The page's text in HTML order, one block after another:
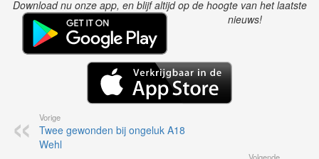
Download nu onze app, en blijf altijd op de hoogte van het laatste
nieuws!
Vorige
Twee gewonden bij ongeluk A18
Wehl